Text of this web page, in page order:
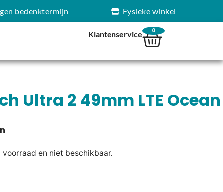
bedenktermijn Fysieke winkel
Klantenservice 0
Ultra 2 49mm LTE Ocean
en niet beschikbaar.